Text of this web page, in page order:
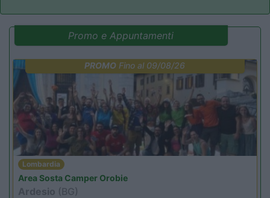
Promo e Appuntamenti
PROMO Fino al 09/08/26
Lombardia
Area Sosta Camper Orobie
Ardesio (BG)